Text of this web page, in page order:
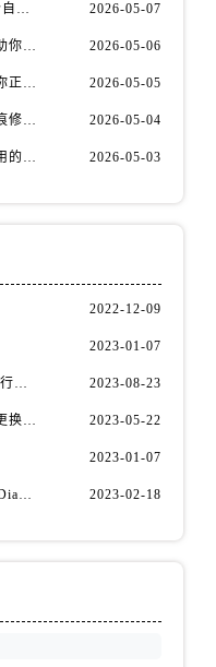
江苏省南京市秦淮区中山南路1号南京中心22层22-C1-C3室萧邦售后服务中心（需提前预约）
别再乱送修！萧邦停走前必做的5个自检步骤 2026-05-07
表盘划痕不是终点！萧邦修复技巧助你重拾自信 2026-05-06
表针变色手表报废？萧邦老玩家教你正确应对 2026-05-05
爱表人士收藏！萧邦不锈钢表壳划痕修复指南 2026-05-04
表蒙有划痕还能救？萧邦玩家都在用的修复方法 2026-05-03
2022-12-09
2023-01-07
萧邦表壳和表带连接处松动(如何自行修复) 2023-08-23
萧邦表蒙正确更换方式（手表表蒙更换知识） 2023-05-22
2023-01-07
萧邦宣布演员成毅出任萧邦Happy Diamonds系列品牌大使 2023-02-18